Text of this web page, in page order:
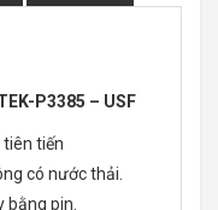
P3385 – USF
tiên tiến
có nước thải.
bằng pin.